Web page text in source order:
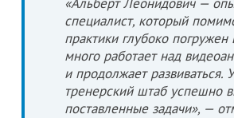
специалист, который
практики глубоко погружен
много работает над
и продолжает развиваться.
тренерский штаб успешно
поставленные задачи», —